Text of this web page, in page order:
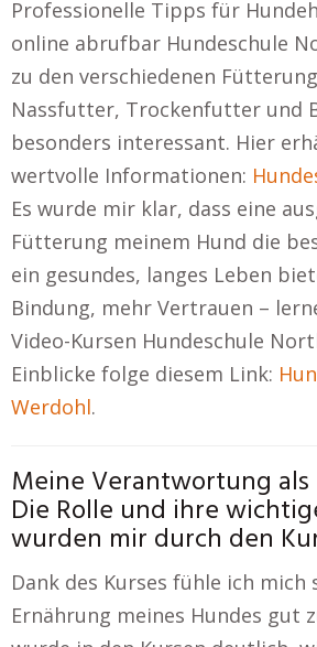
Professionelle Tipps für
online abrufbar Hundeschule
zu den verschiedenen
Nassfutter, Trockenfutter und
besonders interessant. Hier
wertvolle Informationen:
Es wurde mir klar, dass eine
Fütterung meinem Hund die
ein gesundes, langes Leben
Bindung, mehr Vertrauen –
Video-Kursen Hundeschule
Einblicke folge diesem Link:
Werdohl.
Meine Verantwortung
Die Rolle und ihre
wurden mir durch den
Dank des Kurses fühle ich mich
Ernährung meines Hundes gut